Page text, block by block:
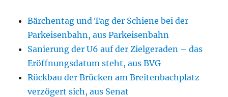
Bärchentag und Tag der Schiene bei der
Parkeisenbahn, aus Parkeisenbahn
Sanierung der U6 auf der Zielgeraden – das
Eröffnungsdatum steht, aus BVG
Rückbau der Brücken am Breitenbachplatz
verzögert sich, aus Senat